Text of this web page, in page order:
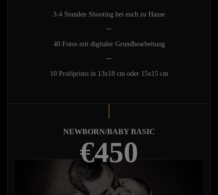
3-4 Stunden Shooting bei euch zu Hause
40 Fotos mit digitaler Grundbearbeitung
10 Profiprints in 13x18 cm oder 15x15 cm
NEWBORN/BABY BASIC
€450